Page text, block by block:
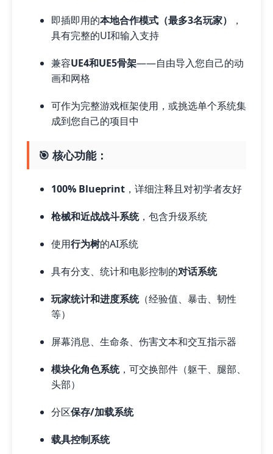
即插即用的本地合作模式（最多3名玩家）
，
具有完整的UI和输入支持
兼容UE4和UE5骨架——自由导入您自己的动
画和网格
可作为完整游戏框架使用，或挑选单个系统集
成到您自己的项目中
🎯 核心功能：
100% Blueprint ，详细注释且对初学者友好
枪械和近战战斗系统，包含升级系统
使用行为树的AI系统
具有分支、统计和电影控制的对话系统
玩家统计和进度系统（经验值、暴击、韧性
等）
屏幕消息、生命条、伤害文本和交互指示器
模块化角色系统，可交换部件（躯干、腿部、
头部）
分区保存/加载系统
载具控制系统